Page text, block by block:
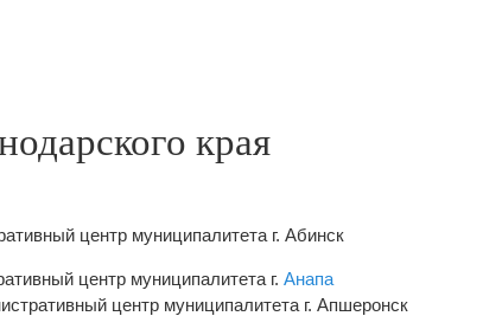
края
центр муниципалитета г. Абинск
центр муниципалитета г. Анапа
центр муниципалитета г. Апшеронск